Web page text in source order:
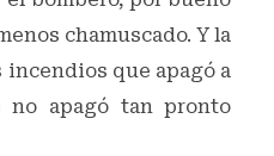
chamuscado. Y la
incendios que apagó a
apagó tan pronto